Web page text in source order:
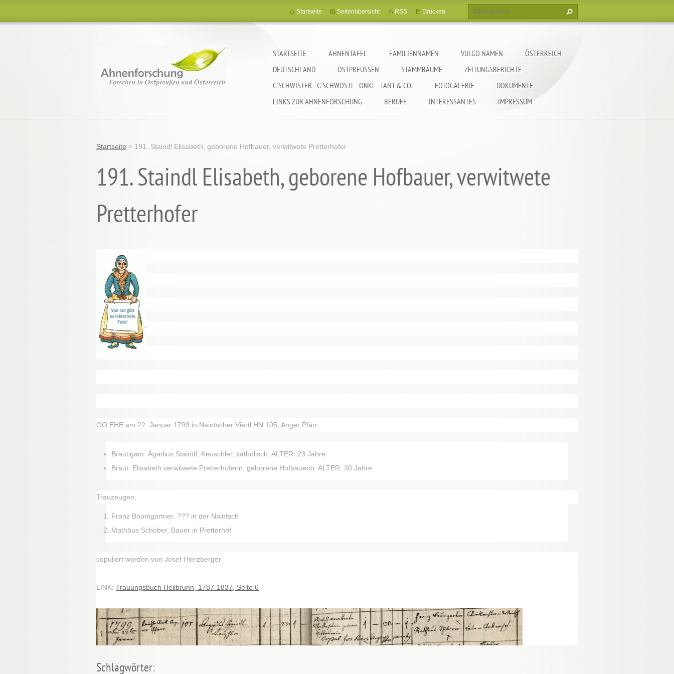
STARTSEITE AHNENTAFEL FAMILIENNAMEN VULGO NAMEN
ÖSTERREICH
DEUTSCHLAND
OSTPREUSSEN STAMMBÄUME
ZEITUNGSBERICHTE
G'SCHWISTER - G'SCHWOSTL - ONKL - TANT & CO.
FOTOGALERIE
DOKUMENTE
LINKS ZUR AHNENFORSCHUNG
BERUFE INTERESSANTES IMPRESSUM
Startseite Seitenübersicht RSS Drucken
Startseite > 191. Staindl Elisabeth, geborene Hofbauer, verwitwete Pretterhofer
191. Staindl Elisabeth, geborene Hofbauer, verwitwete
Pretterhofer
OO EHE am 22. Januar 1799 in Naintscher Viertl HN 105, Anger Pfarr.
Bräutigam: Ägädius Staindl, Keuschler, katholisch. ALTER: 23 Jahre
Braut: Elisabeth verwitwete Pretterhoferin, geborene Hofbäuerin. ALTER: 30 Jahre
Trauzeugen:
Franz Baumgartner, ??? in der Naintsch
Mathäus Schober, Bauer in Pretterhof
copuliert worden von Josef Hierzberger
LINK: Trauungsbuch Heilbrunn, 1787-1837, Seite 6
Schlagwörter: